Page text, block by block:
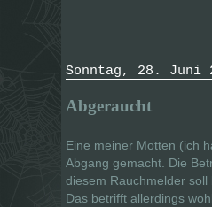
Sonntag, 28. Juni
Abgeraucht
Eine meiner Motten (ich
Abgang gemacht. Die
diesem Rauchmelder soll
Das betrifft allerdings